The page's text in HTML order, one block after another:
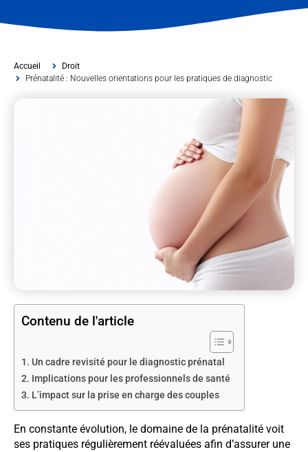
Accueil
Droit
Prénatalité : Nouvelles orientations pour les pratiques de diagnostic
Contenu de l'article
Un cadre revisité pour le diagnostic prénatal
Implications pour les professionnels de santé
L’impact sur la prise en charge des couples
En constante évolution, le domaine de la prénatalité voit
ses pratiques régulièrement réévaluées afin d’assurer une